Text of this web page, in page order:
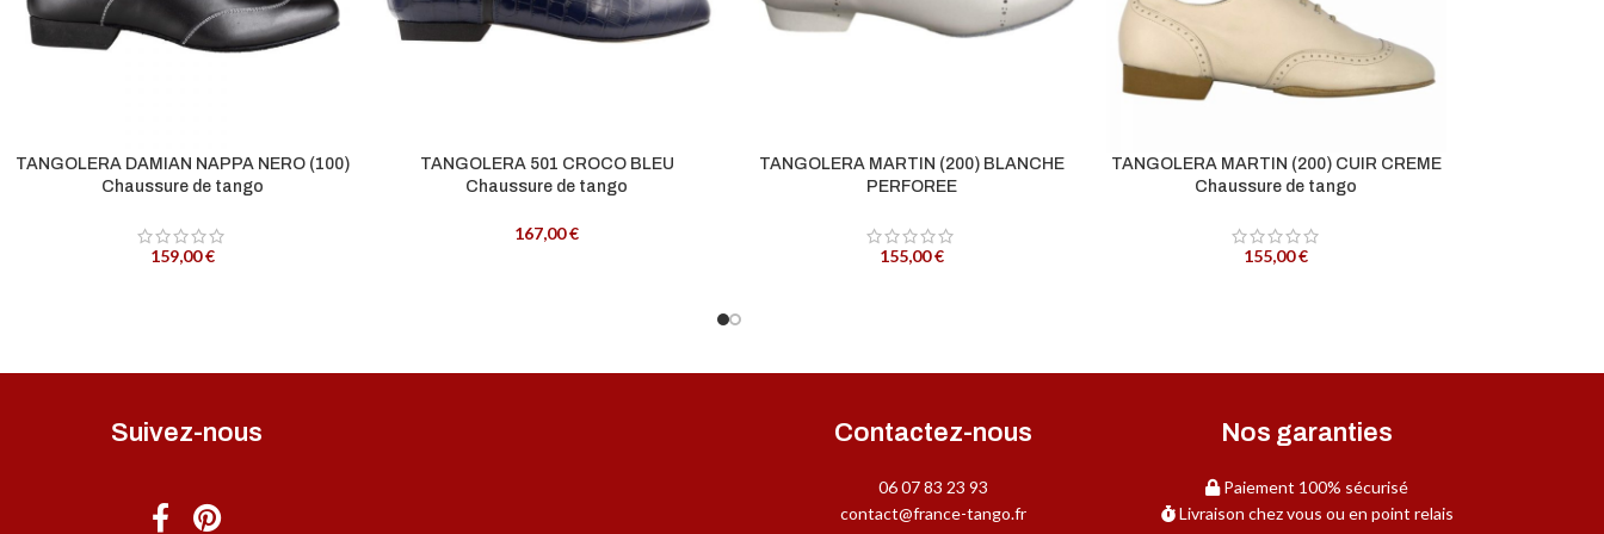
TANGOLERA DAMIAN NAPPA NERO (100)
Chaussure de tango
159,00€
TANGOLERA 501 CROCO BLEU
Chaussure de tango
167,00€
TANGOLERA MARTIN (200) BLANCHE
PERFOREE
155,00€
TANGOLERA MARTIN (200) CUIR CREME
Chaussure de tango
155,00€
Suivez-nous Contactez-nous
06 07 83 23 93
contact@france-tango.fr
Nos garanties
Paiement 100% sécurisé
Livraison chez vous ou en point relais